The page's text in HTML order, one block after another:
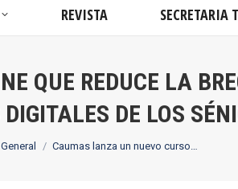
REVISTA SECRETARIA
QUE REDUCE LA
DE LOS
Caumas lanza un nuevo curso…